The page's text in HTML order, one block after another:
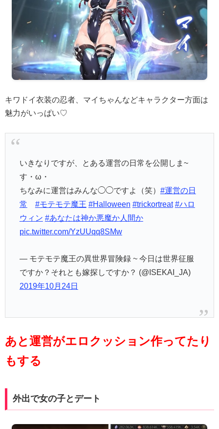
キワドイ衣装の忍者、マイちゃんなどキャラクター方面は
魅力がいっぱい♡
いきなりですが、とある運営の日常を公開しま~
す・ω・
ちなみに運営はみんな◯◯ですよ（笑） #運営の日
常
#モテモテ魔王 #Halloween #trickortreat #ハロ
ウィン #あなたは神か悪魔か人間か
pic.twitter.com/YzUUqq8SMw
— モテモテ魔王の異世界冒険録 ~ 今日は世界征服
ですか？それとも嫁探しですか？ (@ISEKAI_JA)
2019年10月24日
あと運営がエロクッション作ってたり
もする
外出で女の子とデート